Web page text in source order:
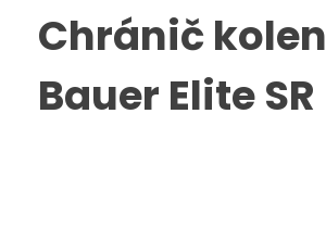
Chránič kolen
Bauer Elite SR